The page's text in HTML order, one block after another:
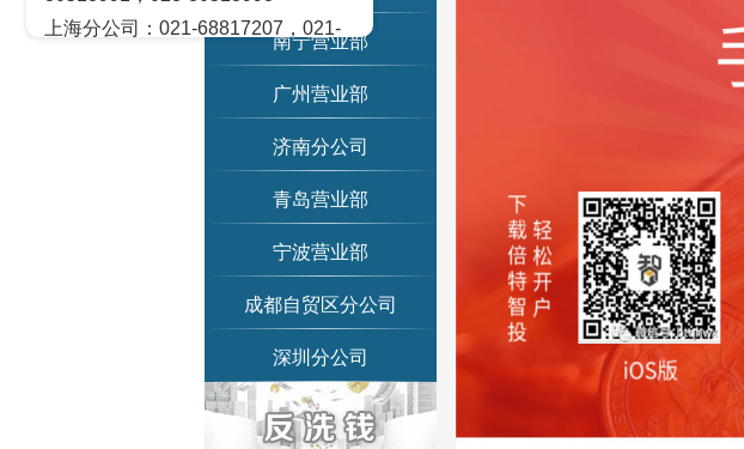
南宁营业部
广州营业部
济南分公司
青岛营业部
宁波营业部
成都自贸区分公司
深圳分公司
上海分公司：021-68817207，021-
北京营业部：010-65005128
青岛营业部：0532-83101951、
天津营业部：022-58812601，022-
绵阳营业部：0816-2238660，0816-
济南分公司：0531-86123236，